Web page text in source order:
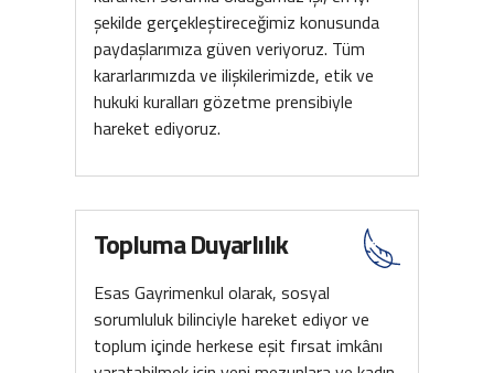
şekilde gerçekleştireceğimiz konusunda
paydaşlarımıza güven veriyoruz. Tüm
kararlarımızda ve ilişkilerimizde, etik ve
hukuki kuralları gözetme prensibiyle
hareket ediyoruz.
Topluma Duyarlılık
Esas Gayrimenkul olarak, sosyal
sorumluluk bilinciyle hareket ediyor ve
toplum içinde herkese eşit fırsat imkânı